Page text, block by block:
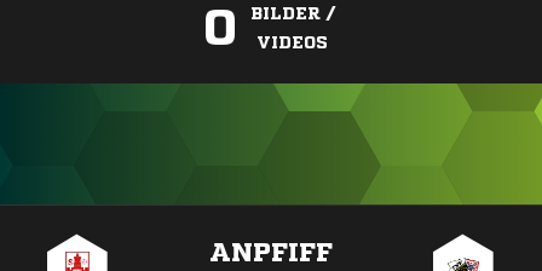
0
BILDER /
VIDEOS
ANPFIFF